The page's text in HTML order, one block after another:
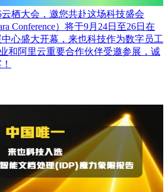
栖大会，邀您共赴这场科技盛会
Conference）将于9月24日至26日在
心盛大开幕，来也科技作为数字员工
和阿里云重要合作伙伴受邀参展，诚